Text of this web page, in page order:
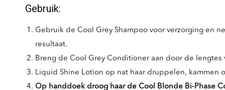
Gebruik:
Gebruik de Cool Grey Shampoo voor verzorging en
resultaat.
Breng de Cool Grey Conditioner aan door de
Liquid Shine Lotion op nat haar druppelen, kammen
Op handdoek droog haar de Cool Blonde Bi-Phase